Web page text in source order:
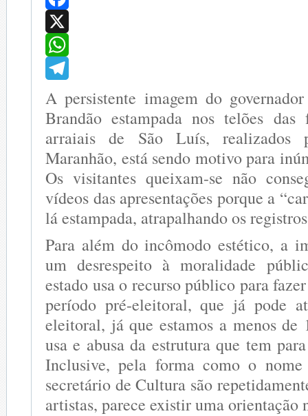
Facebook
X
WhatsApp
Telegram
A persistente imagem do
Brandão estampada nos telões das
arraiais de São Luís, realizados
Maranhão, está sendo motivo para
Os visitantes queixam-se não
vídeos das apresentações porque a
lá estampada, atrapalhando os
Para além do incômodo estético, a
um desrespeito à moralidade
estado usa o recurso público para
período pré-eleitoral, que já pode
eleitoral, já que estamos a menos
usa e abusa da estrutura que tem
Inclusive, pela forma como o
secretário de Cultura são
artistas, parece existir uma orientação